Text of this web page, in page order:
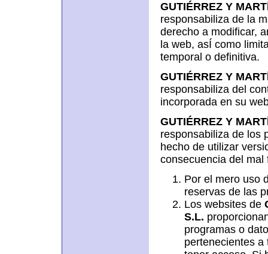
GUTIÉRREZ Y
responsabiliza de la
derecho a modificar,
la web, asÍ como
temporal o definitiva.
GUTIÉRREZ Y
responsabiliza del
incorporada en su
GUTIÉRREZ Y
responsabiliza de los
hecho de utilizar
consecuencia del mal
Por el mero uso
reservas de las
Los websites de
S.L.
programas o
pertenecientes a